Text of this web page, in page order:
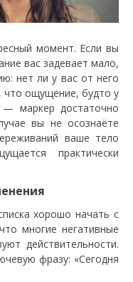
момент. Если вы
вас задевает мало,
нет ли у вас от него
что ощущение, будто у
— маркер достаточно
вы не осознаёте
ваше тело
практически
хорошо начать с
многие негативные
действительности.
фразу: «Сегодня